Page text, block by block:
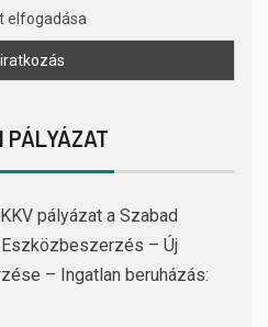
elfogadása
PÁLYÁZAT
pályázat a Szabad
– Új
– Ingatlan beruházás: